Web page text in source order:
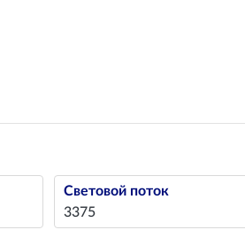
Световой поток
3375